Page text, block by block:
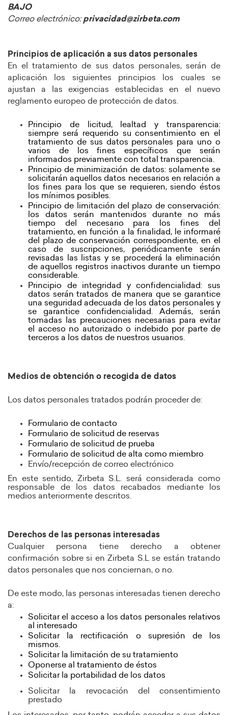
BAJO
Correo electrónico:privacidad@zirbeta.com
Principios de aplicación a sus datos personales
En el tratamiento de sus datos personales, serán de
aplicación los siguientes principios los cuales se
ajustan a las exigencias establecidas en el nuevo
reglamento europeo de protección de datos.
Principio de licitud, lealtad y transparencia:
siempre será requerido su consentimiento en el
tratamiento de sus datos personales para uno o
varios de los fines específicos que serán
informados previamente con total transparencia.
Principio de minimización de datos: solamente se
solicitarán aquellos datos necesarios en relación a
los fines para los que se requieren, siendo éstos
los mínimos posibles.
Principio de limitación del plazo de conservación:
los datos serán mantenidos durante no más
tiempo del necesario para los fines del
tratamiento, en función a la finalidad, le informaré
del plazo de conservación correspondiente, en el
caso de suscripciones, periódicamente serán
revisadas las listas y se procederá la eliminación
de aquellos registros inactivos durante un tiempo
considerable.
Principio de integridad y confidencialidad: sus
datos serán tratados de manera que se garantice
una seguridad adecuada de los datos personales y
se garantice confidencialidad. Además, serán
tomadas las precauciones necesarias para evitar
el acceso no autorizado o indebido por parte de
terceros a los datos de nuestros usuarios.
Medios de obtención o recogida de datos
Los datos personales tratados podrán proceder de:
Formulario de contacto
Formulario de solicitud de reservas
Formulario de solicitud de prueba
Formulario de solicitud de alta como miembro
Envío/recepción de correo electrónico
En este sentido, Zirbeta S.L. será considerada como
responsable de los datos recabados mediante los
medios anteriormente descritos.
Derechos de las personas interesadas
Cualquier persona tiene derecho a obtener
confirmación sobre si en Zirbeta S.L se están tratando
datos personales que nos conciernan, o no.
De este modo, las personas interesadas tienen derecho
a:
Solicitar el acceso a los datos personales relativos
al interesado
Solicitar la rectificación o supresión de los
mismos.
Solicitar la limitación de su tratamiento
Oponerse al tratamiento de éstos
Solicitar la portabilidad de los datos
Solicitar la revocación del consentimiento
prestado